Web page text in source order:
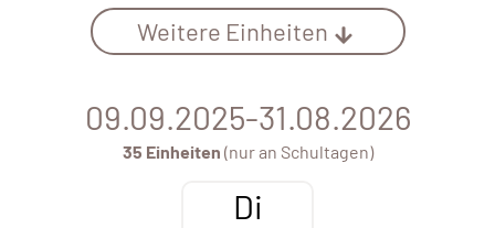
Weitere Einheiten
09.09.2025-31.08.2026
35 Einheiten (nur an Schultagen)
Di